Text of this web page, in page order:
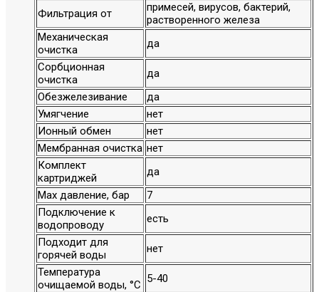
Фильтрация от
примесей, вирусов, бактерий,
растворенного железа
Механическая
очистка
да
Сорбционная
очистка
да
Обезжелезивание
да
Умягчение
нет
Ионный обмен
нет
Мембранная очистка нет
Комплект
картриджей
да
Max давление, бар
7
Подключение к
водопроводу
есть
Подходит для
горячей воды
нет
Температура
очищаемой воды, °С 5-40